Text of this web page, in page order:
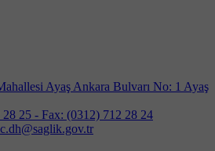
Ayaş Ankara Bulvarı No: 1 Ayaş
25 - Fax: (0312) 712 28 24